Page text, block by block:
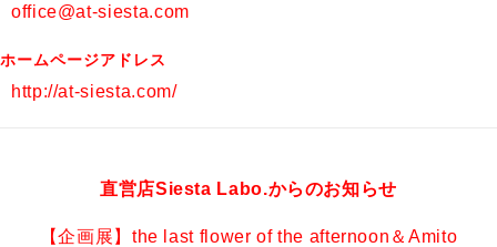
office@at-siesta.com
ホームページアドレス
http://at-siesta.com/
直営店Siesta Labo.からのお知らせ
【企画展】the last flower of the afternoon＆Amito